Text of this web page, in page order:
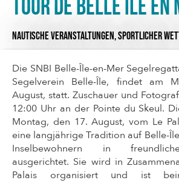
Tour de Belle Ile en
NAUTISCHE VERANSTALTUNGEN,SPORTLICHER
Die SNBI Belle-Île-en-Mer
Segelverein Belle-Île, findet am
August, statt. Zuschauer und
12:00 Uhr an der Pointe du Skeul.
Montag, den 17. August, vom Le
eine langjährige Tradition auf Belle-
Inselbewohnern in
ausgerichtet. Sie wird in
Palais organisiert und ist